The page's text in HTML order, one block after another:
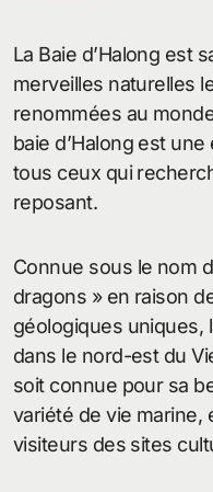
La Baie d’Halong est sans aucun doute l’une des
merveilles naturelles
renommées au
baie d’Halong est
tous ceux qui
reposant.
Connue sous le nom
dragons » en raison
géologiques uniques,
dans le nord-est du
soit connue pour sa
variété de vie marine,
visiteurs des sites